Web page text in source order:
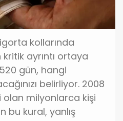
kollarında
kritik ayrıntı ortaya
gün, hangi
belirliyor. 2008
milyonlarca kişi
bu kural, yanlış